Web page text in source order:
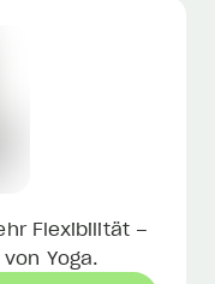
Flexibilität –
Yoga.